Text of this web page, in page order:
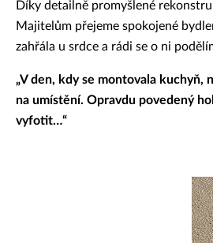
Díky detailně promyšlené
Majitelům přejeme spokojené
zahřála u srdce a rádi se o ni
„V den, kdy se montovala kuchyň,
na umístění. Opravdu povedený
vyfotit…“